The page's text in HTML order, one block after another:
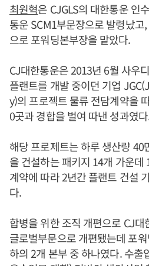
최원혁은 CJGLS의 대한통운 인
통운 SCM1부문장으로 발령났
으로 포워딩본부장을 맡았다.
CJ대한통운은 2013년 6월 사우
플랜트를 개발 중이던 기업
y)의 프로젝트 물류 전담계약을
0곳과 경합을 벌여 따낸 성과였
해당 프로제트는 하루 생산량 40
을 건설하는 패키지 14개 가운데
계약에 따라 2년간 플랜트 건설
다.
합병을 위한 조직 개편으로 CJ
글로벌부문으로 개편됐는데 포
하의 2개 본부 중 하나였다. 수출